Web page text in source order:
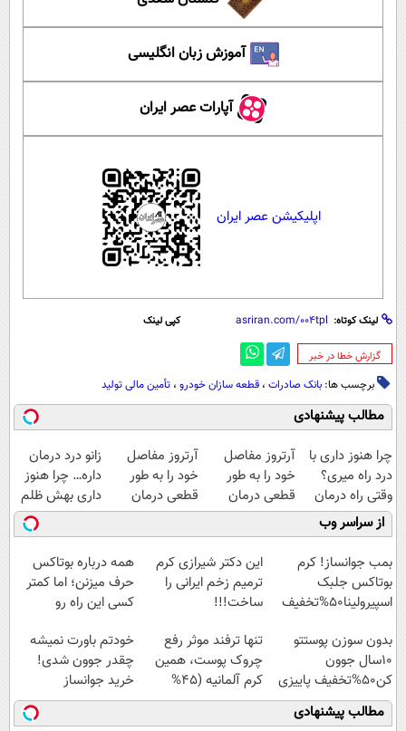
آموزش زبان انگلیسی
آپارات عصر ایران
اپلیکیشن عصر ایران
لینک کوتاه: کپی لینک
‌گزارش خطا در خبر
برچسب ها: بانک صادرات ، قطعه سازان خودرو ، تأمین مالی تولید
مطالب پیشنهادی
چرا هنوز داری با
درد راه میری؟
وقتی راه درمان
جلو پاته!
آرتروز مفاصل
خود را به طور
قطعی درمان
کنید!
◂پرسش‌نامه▸
آرتروز مفاصل
خود را به طور
قطعی درمان
کنید!
◗پرسش‌نامه◖
زانو درد درمان
داره… چرا هنوز
داری بهش ظلم
می‌کنی؟
از سراسر وب
بمب جوانساز! کرم
بوتاکس جلبک
اسپیرولینا50%تخفیف
این دکتر شیرازی کرم
ترمیم زخم ایرانی را
ساخت!!!
همه درباره بوتاکس
حرف میزنن؛ اما کمتر
کسی این راه رو
بدون سوزن پوستتو
10سال جوون
کن50%تخفیف پاییزی
تنها ترفند موثر رفع
چروک پوست، همین
کرم آلمانیه (45%
تخفیف)
خودتم باورت نمیشه
چقدر جوون شدی!
خرید جوانساز
اسپیرولینا با تخفیف
مطالب پیشنهادی